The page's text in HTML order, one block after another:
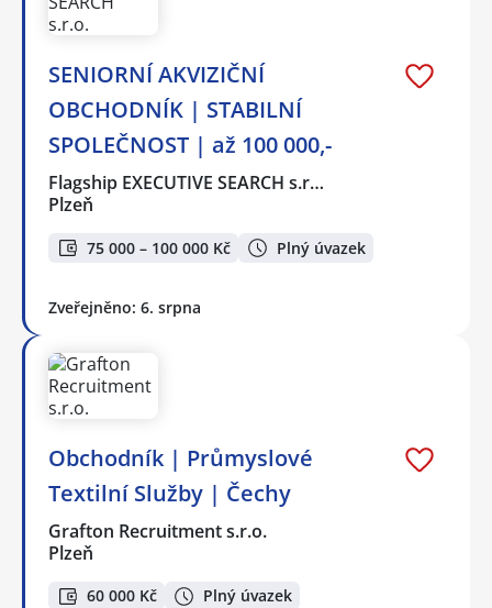
SENIORNÍ AKVIZIČNÍ
OBCHODNÍK | STABILNÍ
SPOLEČNOST | až 100 000,-
Flagship EXECUTIVE SEARCH s.r…
Plzeň
75 000 – 100 000 Kč Plný úvazek
Zveřejněno: 6. srpna
Obchodník | Průmyslové
Textilní Služby | Čechy
Grafton Recruitment s.r.o.
Plzeň
60 000 Kč Plný úvazek